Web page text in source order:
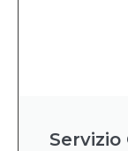
Servizio